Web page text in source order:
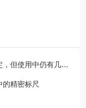
中仍有几点需要留意
精密标尺